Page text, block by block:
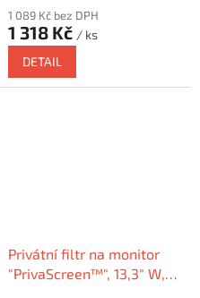
1 089 Kč bez DPH
1 318 Kč / ks
DETAIL
Privátní filtr na monitor
"PrivaScreen™", 13,3" W,